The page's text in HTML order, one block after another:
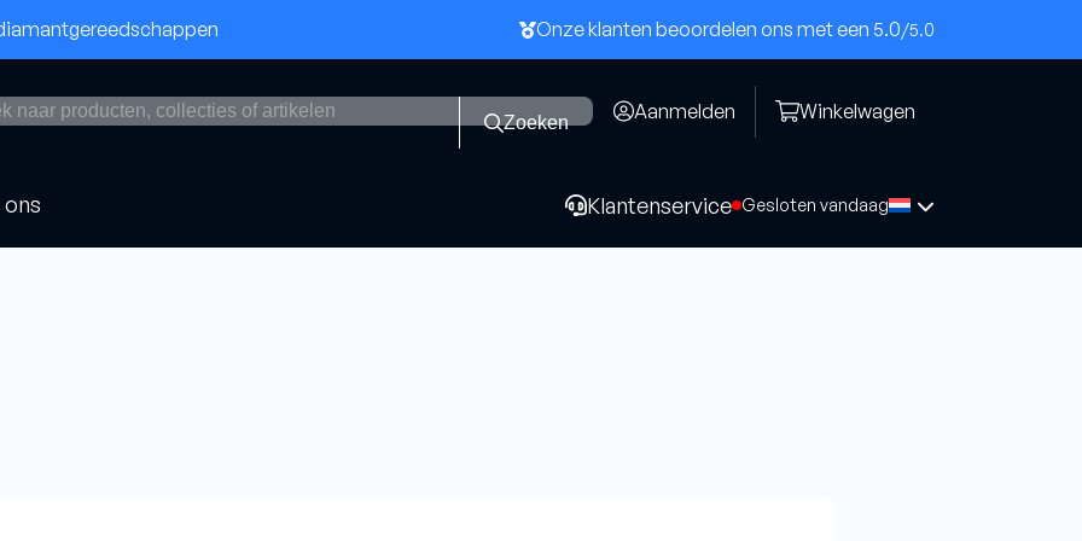
Onze klanten beoordelen ons met een 5.0/5.0
Zoeken Aanmelden Winkelwagen
Klantenservice Gesloten vandaag